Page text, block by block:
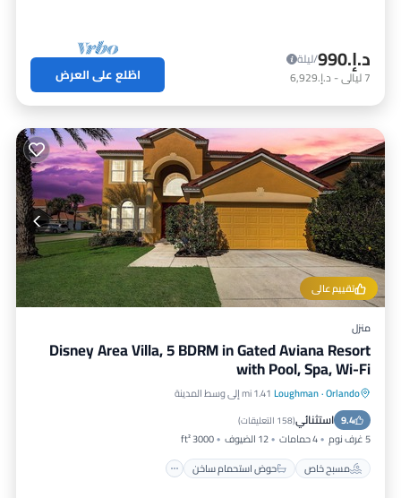
د.إ.‏990
/ليلة
7ليالي- د.إ.‏6,929 اطّلع على العرض
تقييم عالي
منزل
Disney Area Villa, 5 BDRM in Gated Aviana Resort
with Pool, Spa, Wi-Fi
Orlando
·
Loughman 1.41 mi إلى وسط المدينة
9.4 استثنائي(158 التعليقات )
5 غرف نوم 4 حمامات 12 الضيوف
3000 ft²
مسبح خاص
حوض استحمام ساخن
مسبح خاص
حوض استحمام ساخن
موقف سيارات